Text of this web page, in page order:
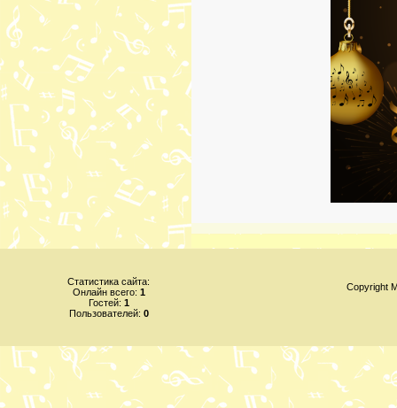
Статистика сайта:
Онлайн всего: 1
Гостей: 1
Пользователей: 0
Copyright